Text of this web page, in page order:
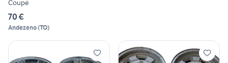
Coupè
70 €
Andezeno(TO)